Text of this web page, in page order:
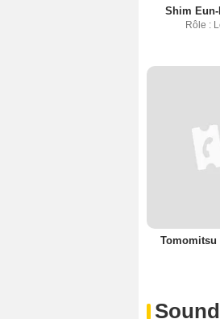
Shim
Rôle :
Tomomitsu